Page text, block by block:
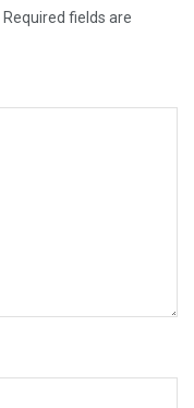
Required fields are